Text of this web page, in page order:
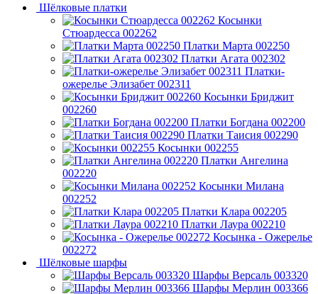
Шёлковые платки
Косынки
Стюардесса 002262
Платки Марта 002250
Платки Агата 002302
Платки-
ожерелье Элизабет 002311
Косынки Бриджит
002260
Платки Богдана 002200
Платки Таисия 002290
Косынки 002255
Платки Ангелина
002220
Косынки Милана
002252
Платки Клара 002205
Платки Лаура 002210
Косынка - Ожерелье
002272
Шёлковые шарфы
Шарфы Версаль 003320
Шарфы Мерлин 003366